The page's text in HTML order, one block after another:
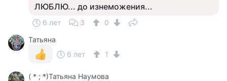
ЛЮБЛЮ... до изнеможения...
6 лет 3
0
Татьяна
6 лет
1
( * ; *)Татьяна Наумова